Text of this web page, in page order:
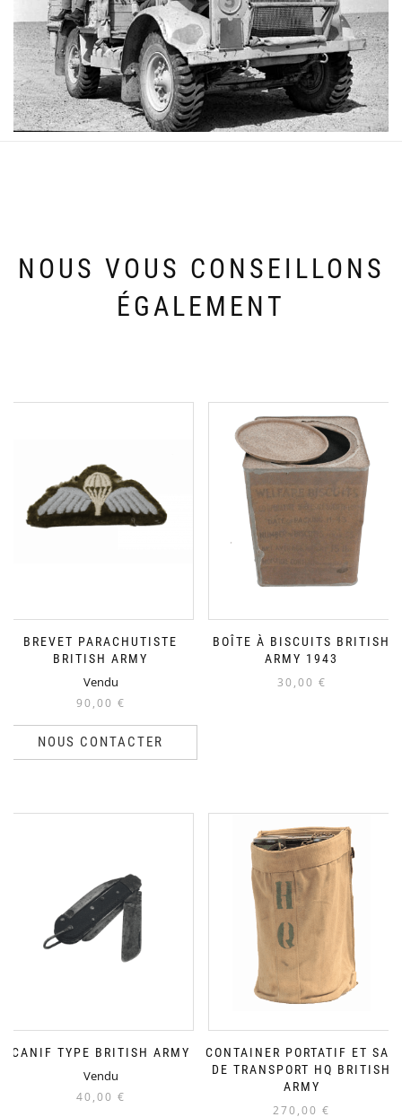
NOUS VOUS CONSEILLONS
ÉGALEMENT
BREVET PARACHUTISTE
BRITISH ARMY
Vendu
90,00 €
NOUS CONTACTER
BOÎTE À BISCUITS BRITISH
ARMY 1943
30,00 €
CANIF TYPE BRITISH ARMY
Vendu
40,00 €
CONTAINER PORTATIF ET SAC
DE TRANSPORT HQ BRITISH
ARMY
270,00 €